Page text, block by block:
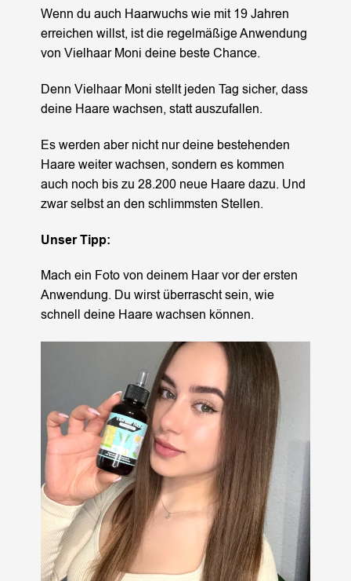
Wenn du auch Haarwuchs wie mit 19 Jahren
erreichen willst, ist die regelmäßige Anwendung
von Vielhaar Moni deine beste Chance.
Denn Vielhaar Moni stellt jeden Tag sicher, dass
deine Haare wachsen, statt auszufallen.
Es werden aber nicht nur deine bestehenden
Haare weiter wachsen, sondern es kommen
auch noch bis zu 28.200 neue Haare dazu. Und
zwar selbst an den schlimmsten Stellen.
Unser Tipp:
Mach ein Foto von deinem Haar vor der ersten
Anwendung. Du wirst überrascht sein, wie
schnell deine Haare wachsen können.